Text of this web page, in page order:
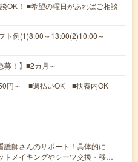
OK！ ■希望の曜日があればご相談
ト例(1)8:00～13:00(2)10:00～
募！】■2カ月～
円～ ■週払いOK ■扶養内OK
師さんのサポート！具体的に
トメイキングやシーツ交換・移…